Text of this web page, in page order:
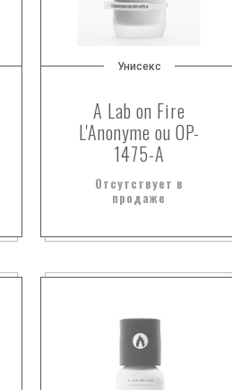
Унисекс
A Lab on Fire
L'Anonyme ou OP-
1475-A
Отсутствует в
продаже